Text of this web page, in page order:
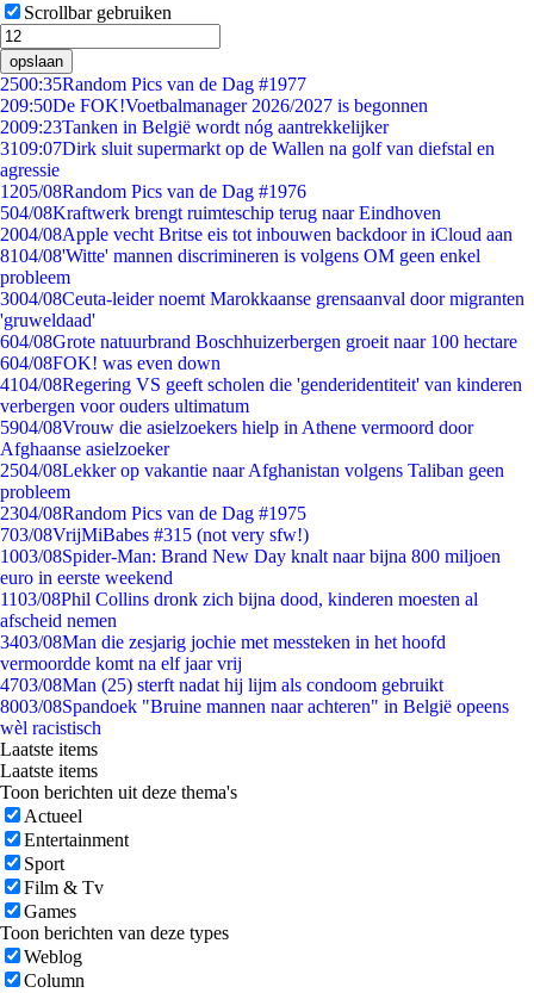
Scrollbar gebruiken
opslaan
2500:35Random Pics van de Dag #1977
209:50De FOK!Voetbalmanager 2026/2027 is begonnen
2009:23Tanken in België wordt nóg aantrekkelijker
3109:07Dirk sluit supermarkt op de Wallen na golf van diefstal en
agressie
1205/08Random Pics van de Dag #1976
504/08Kraftwerk brengt ruimteschip terug naar Eindhoven
2004/08Apple vecht Britse eis tot inbouwen backdoor in iCloud aan
8104/08'Witte' mannen discrimineren is volgens OM geen enkel
probleem
3004/08Ceuta-leider noemt Marokkaanse grensaanval door migranten
'gruweldaad'
604/08Grote natuurbrand Boschhuizerbergen groeit naar 100 hectare
604/08FOK! was even down
4104/08Regering VS geeft scholen die 'genderidentiteit' van kinderen
verbergen voor ouders ultimatum
5904/08Vrouw die asielzoekers hielp in Athene vermoord door
Afghaanse asielzoeker
2504/08Lekker op vakantie naar Afghanistan volgens Taliban geen
probleem
2304/08Random Pics van de Dag #1975
703/08VrijMiBabes #315 (not very sfw!)
1003/08Spider-Man: Brand New Day knalt naar bijna 800 miljoen
euro in eerste weekend
1103/08Phil Collins dronk zich bijna dood, kinderen moesten al
afscheid nemen
3403/08Man die zesjarig jochie met messteken in het hoofd
vermoordde komt na elf jaar vrij
4703/08Man (25) sterft nadat hij lijm als condoom gebruikt
8003/08Spandoek "Bruine mannen naar achteren" in België opeens
wèl racistisch
Laatste items
Laatste items
Toon berichten uit deze thema's
Actueel
Entertainment
Sport
Film & Tv
Games
Toon berichten van deze types
Weblog
Column